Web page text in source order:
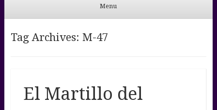
Menu
Tag Archives: M-47
El Martillo del